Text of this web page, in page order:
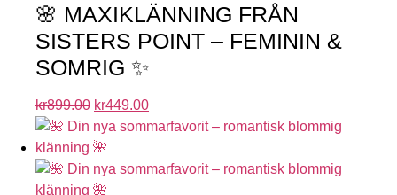
🌸 MAXIKLÄNNING FRÅN
SISTERS POINT – FEMININ &
SOMRIG ✨
kr899.00 kr449.00